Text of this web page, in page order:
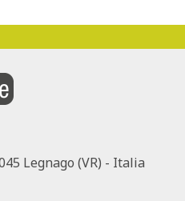
Legnago (VR) - Italia